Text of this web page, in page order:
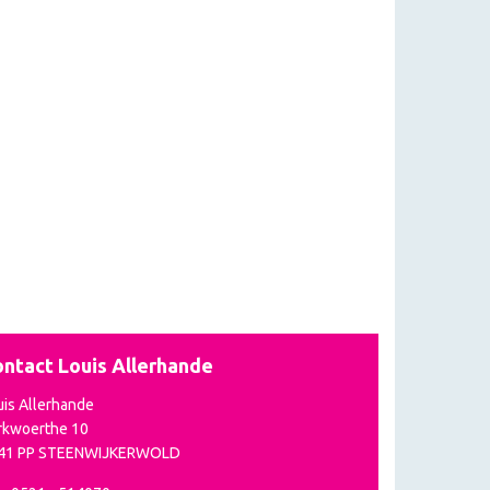
Louis Allerhande
Allerhande
10
PP STEENWIJKERWOLD